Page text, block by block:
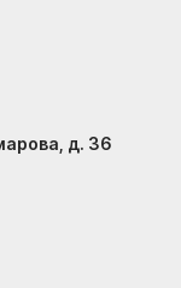
д. 36